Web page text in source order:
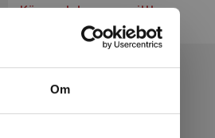
Om
Köp- och leveransvillkor